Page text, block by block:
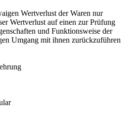
Wertverlust der Waren nur
Wertverlust auf einen zur Prüfung
und Funktionsweise der
Umgang mit ihnen zurückzuführen